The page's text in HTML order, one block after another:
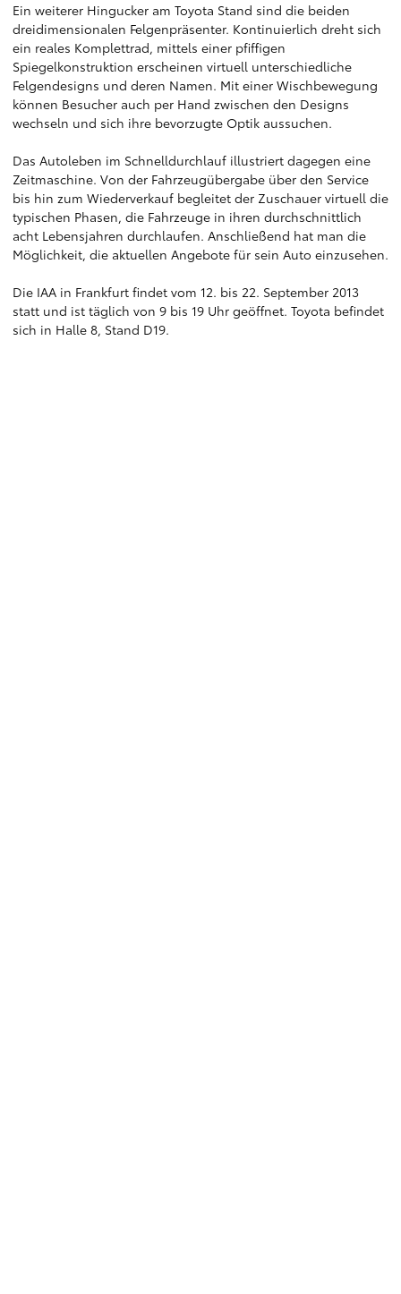
Ein weiterer Hingucker am Toyota Stand sind die beiden
dreidimensionalen Felgenpräsenter. Kontinuierlich dreht sich
ein reales Komplettrad, mittels einer pfiffigen
Spiegelkonstruktion erscheinen virtuell unterschiedliche
Felgendesigns und deren Namen. Mit einer Wischbewegung
können Besucher auch per Hand zwischen den Designs
wechseln und sich ihre bevorzugte Optik aussuchen.
Das Autoleben im Schnelldurchlauf illustriert dagegen eine
Zeitmaschine. Von der Fahrzeugübergabe über den Service
bis hin zum Wiederverkauf begleitet der Zuschauer virtuell die
typischen Phasen, die Fahrzeuge in ihren durchschnittlich
acht Lebensjahren durchlaufen. Anschließend hat man die
Möglichkeit, die aktuellen Angebote für sein Auto einzusehen.
Die IAA in Frankfurt findet vom 12. bis 22. September 2013
statt und ist täglich von 9 bis 19 Uhr geöffnet. Toyota befindet
sich in Halle 8, Stand D19.